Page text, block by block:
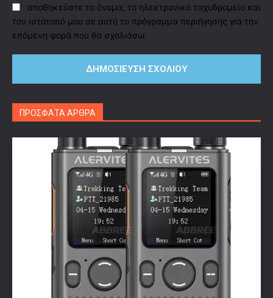
αποθηκεύστε το όνομα, το ηλεκτρονικό ταχυδρομείο και
τον ιστότοπό μου σε αυτό το πρόγραμμα περιήγησης για την
επόμενη φορά που θα σχολιάσω.
ΠΡΟΣΦΑΤΑ ΑΡΘΡΑ